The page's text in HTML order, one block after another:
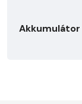
Akkumulátor